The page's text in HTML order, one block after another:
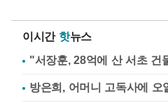
이시간 핫뉴스
"서장훈, 28억에 산 서초 건
방은희, 어머니 고독사에